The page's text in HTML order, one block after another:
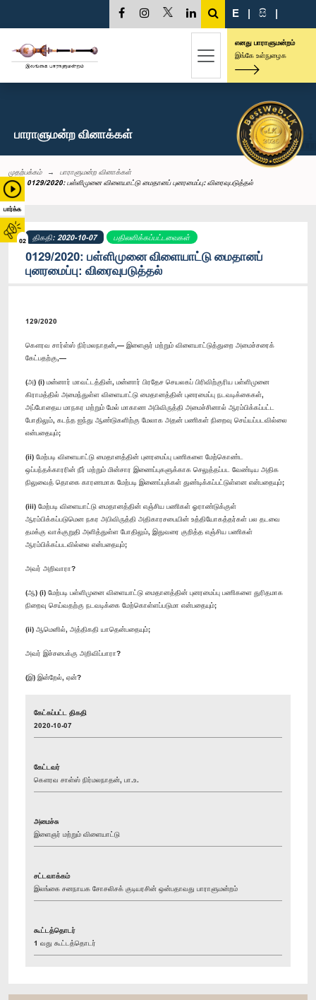
பார்க்க
02
E | සි |
எனது பாராளுமன்றம்
இங்கே உள்நுழைக
பாராளுமன்ற வினாக்கள்
முதற்பக்கம்
பாராளுமன்ற வினாக்கள்
0129/2020: பள்ளிமுனை விளையாட்டு மைதானப் புனரமைப்பு: விரைவுபடுத்தல்
திகதி: 2020-10-07 பதிலளிக்கப்பட்டவைகள்
0129/2020: பள்ளிமுனை விளையாட்டு மைதானப்
புனரமைப்பு: விரைவுபடுத்தல்
129/2020
கௌரவ சார்ள்ஸ் நிர்மலநாதன்,— இளைஞர் மற்றும் விளையாட்டுத்துறை அமைச்சரைக்
கேட்பதற்கு,—
(அ) (i) மன்னார் மாவட்டத்தின், மன்னார் பிரதேச செயலகப் பிரிவிற்குரிய பள்ளிமுனை
கிராமத்தில் அமைந்துள்ள விளையாட்டு மைதானத்தின் புனரமைப்பு நடவடிக்கைகள்,
அப்போதைய மாநகர மற்றும் மேல் மாகாண அபிவிருத்தி அமைச்சினால் ஆரம்பிக்கப்பட்ட
போதிலும், கடந்த ஐந்து ஆண்டுகளிற்கு மேலாக அதன் பணிகள் நிறைவு செய்யப்படவில்லை
என்பதையும்;
(ii) மேற்படி விளையாட்டு மைதானத்தின் புனரமைப்பு பணிகளை மேற்கொண்ட
ஒப்பந்தக்காரரின் நீர் மற்றும் மின்சார இணைப்புகளுக்காக செலுத்தப்பட வேண்டிய அதிக
நிலுவைத் தொகை காரணமாக மேற்படி இணைப்புக்கள் துண்டிக்கப்பட்டுள்ளன என்பதையும்;
(iii) மேற்படி விளையாட்டு மைதானத்தின் எஞ்சிய பணிகள் ஓராண்டுக்குள்
ஆரம்பிக்கப்படுமென நகர அபிவிருத்தி அதிகாரசபையின் உத்தியோகத்தர்கள் பல தடவை
தமக்கு வாக்குறுதி அளித்துள்ள போதிலும், இதுவரை குறித்த எஞ்சிய பணிகள்
ஆரம்பிக்கப்படவில்லை என்பதையும்;
அவர் அறிவாரா?
(ஆ) (i) மேற்படி பள்ளிமுனை விளையாட்டு மைதானத்தின் புனரமைப்பு பணிகளை துரிதமாக
நிறைவு செய்வதற்கு நடவடிக்கை மேற்கொள்ளப்படுமா என்பதையும்;
(ii) ஆமெனில், அத்திகதி யாதென்பதையும்;
அவர் இச்சபைக்கு அறிவிப்பாரா?
(இ) இன்றேல், ஏன்?
கேட்கப்பட்ட திகதி
2020-10-07
கேட்டவர்
கௌரவ சாள்ஸ் நிர்மலநாதன், பா.உ.
அமைச்சு
இளைஞர் மற்றும் விளையாட்டு
சட்டவாக்கம்
இலங்கை சனநாயக சோசலிசக் குடியரசின் ஒன்பதாவது பாராளுமன்றம்
கூட்டத்தொடர்
1 வது கூட்டத்தொடர்